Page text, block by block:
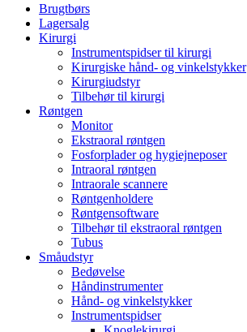
Brugtbørs
Lagersalg
Kirurgi
Instrumentspidser til kirurgi
Kirurgiske hånd- og vinkelstykker
Kirurgiudstyr
Tilbehør til kirurgi
Røntgen
Monitor
Ekstraoral røntgen
Fosforplader og hygiejneposer
Intraoral røntgen
Intraorale scannere
Røntgenholdere
Røntgensoftware
Tilbehør til ekstraoral røntgen
Tubus
Småudstyr
Bedøvelse
Håndinstrumenter
Hånd- og vinkelstykker
Instrumentspidser